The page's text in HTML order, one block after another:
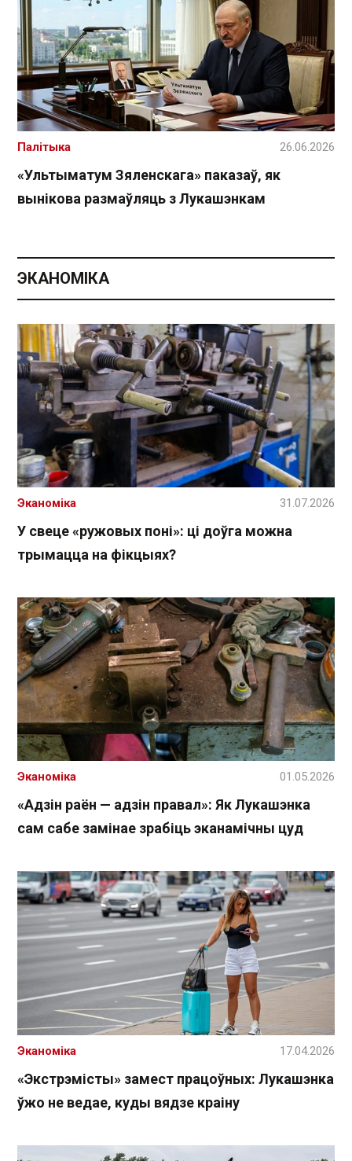
«Ультыматум Зяленскага» паказаў, як
вынікова размаўляць з Лукашэнкам
Палітыка 26.06.2026
ЭКАНОМІКА
У свеце «ружовых поні»: ці доўга можна
трымацца на фікцыях?
Эканоміка 31.07.2026
«Адзін раён — адзін правал»: Як Лукашэнка
сам сабе замінае зрабіць эканамічны цуд
Эканоміка 01.05.2026
«Экстрэмісты» замест працоўных: Лукашэнка
ўжо не ведае, куды вядзе краіну
Эканоміка 17.04.2026